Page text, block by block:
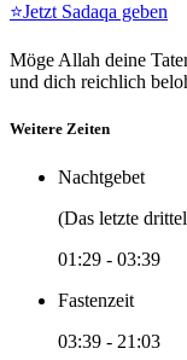
⭐Jetzt Sadaqa geben
Möge Allah deine
und dich reichlich
Weitere Zeiten
Nachtgebet
(Das letzte
01:29 - 03:39
Fastenzeit
03:39 - 21:03